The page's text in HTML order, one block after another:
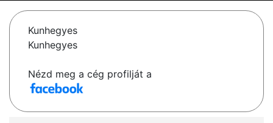
Kunhegyes
Kunhegyes
Nézd meg a cég profilját a